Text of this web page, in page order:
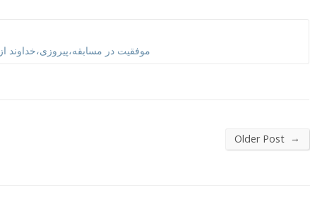
موفقیت در مسابقه،پیروزی،خداوند
Older Post →